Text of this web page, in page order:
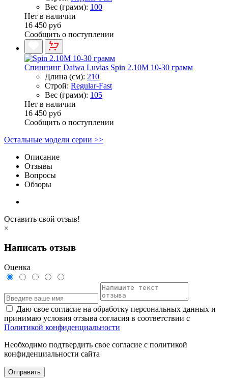
Вес (грамм): 100
Нет в наличии
16 450 руб
Сообщить о поступлении
Спиннинг Daiwa Luvias Spin 2.10M 10-30 грамм
Длина (см): 210
Строй: Regular-Fast
Вес (грамм): 105
Нет в наличии
16 450 руб
Сообщить о поступлении
Остальные модели серии >>
Описание
Отзывы
Вопросы
Обзоры
Оставить свой отзыв!
×
Написать отзыв
Оценка
Даю свое согласие на обработку персональных данных и
принимаю условия отзыва согласия в соответствии с
Политикой конфиденциальности
Необходимо подтвердить свое согласие с политикой
конфиденциальности сайта
Отправить